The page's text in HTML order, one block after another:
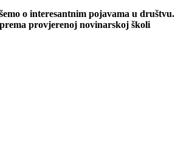
o interesantnim pojavama u društvu.
provjerenoj novinarskoj školi